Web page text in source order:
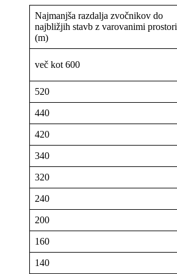
Najmanjša razdalja zvočnikov do
najbližjih stavb z varovanimi prostori
(m)
več kot 600
520
440
420
340
320
240
200
160
140